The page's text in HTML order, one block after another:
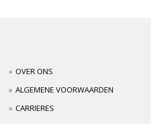
OVER ONS
ALGEMENE VOORWAARDEN
CARRIERES